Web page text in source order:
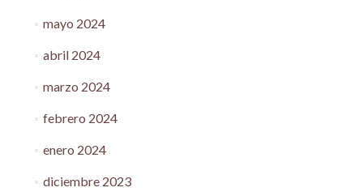
mayo 2024
abril 2024
marzo 2024
febrero 2024
enero 2024
diciembre 2023